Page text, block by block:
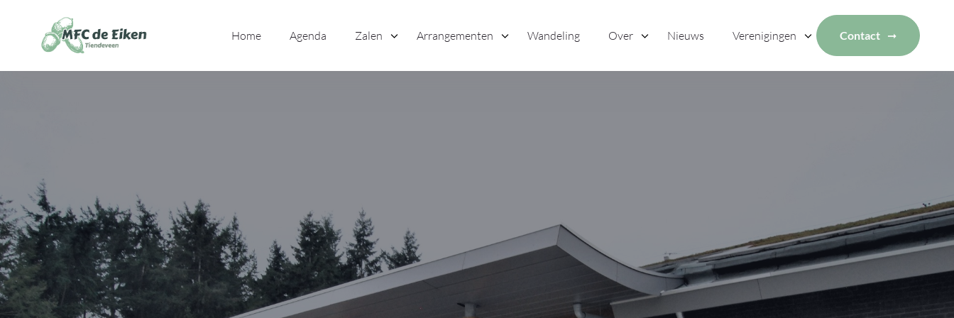
Home
Agenda Zalen Arrangementen Wandeling Over Nieuws Verenigingen Contact